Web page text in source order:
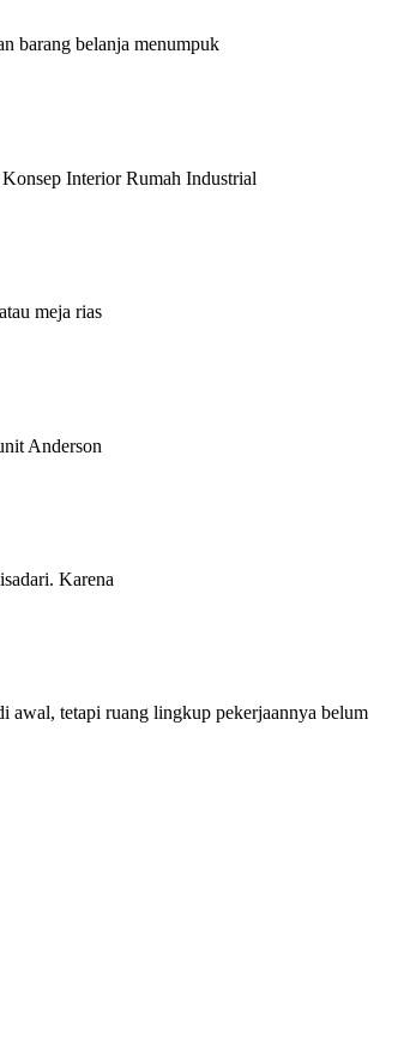
barang belanja menumpuk
Interior Rumah Industrial
meja rias
Anderson
Karena
awal, tetapi ruang lingkup pekerjaannya belum